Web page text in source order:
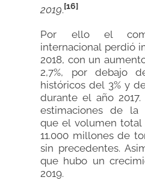
2019.[16]
Por ello el
internacional perdió
2018, con un
2,7%, por debajo
históricos del 3% y
durante el año
estimaciones de la
que el volumen total
11.000 millones de
sin precedentes.
que hubo un
2019.